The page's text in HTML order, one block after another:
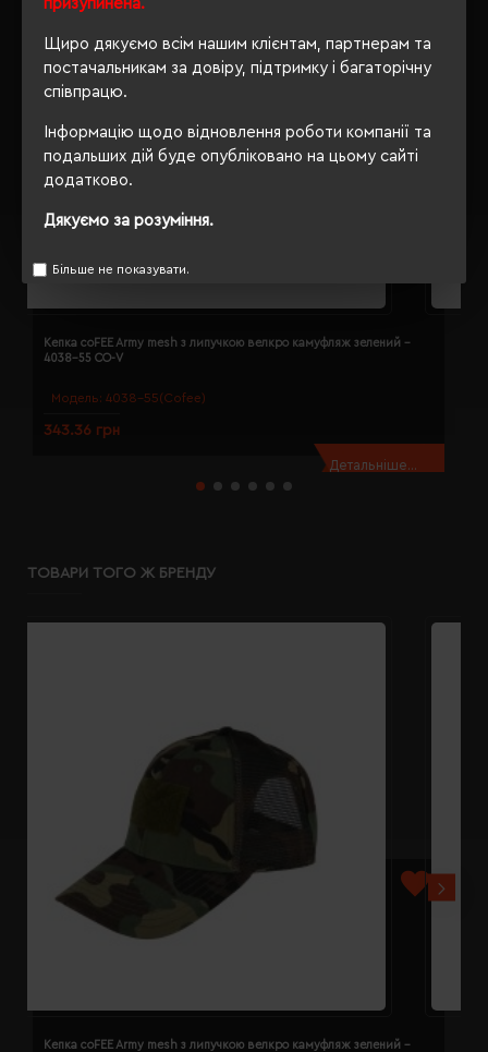
призупинена.
Щиро дякуємо всім нашим клієнтам, партнерам та
постачальникам за довіру, підтримку і багаторічну
співпрацю.
Інформацію щодо відновлення роботи компанії та
подальших дій буде опубліковано на цьому сайті
додатково.
Дякуємо за розуміння.
Більше не показувати.
Модель: 4038-55(Cofee)
Кепка coFEE Army mesh з липучкою велкро камуфляж зелений -
4038-55 CO-V
343.36 грн
Детальніше...
ТОВАРИ ТОГО Ж БРЕНДУ
Кепка coFEE Army mesh з липучкою велкро камуфляж зелений -